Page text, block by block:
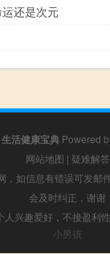
还是次元
生活健康宝典Powered
网站地图 | 疑难解答
，如信息有错误可发邮
会及时纠正，谢谢
人兴趣爱好，不接盈利
小男孩